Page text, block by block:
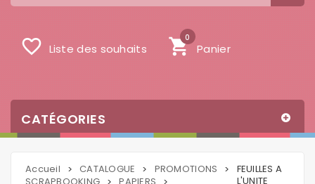
shopping_cart Panier
0
favorite_border Liste des souhaits
CATÉGORIES
Accueil > CATALOGUE > PROMOTIONS
>
FEUILLES A
L'UNITE